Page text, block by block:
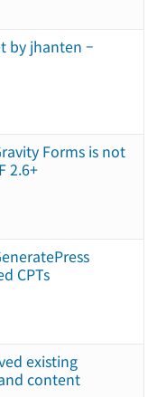
by jhanten –
Forms is not
2.6+
CPTs
existing
content